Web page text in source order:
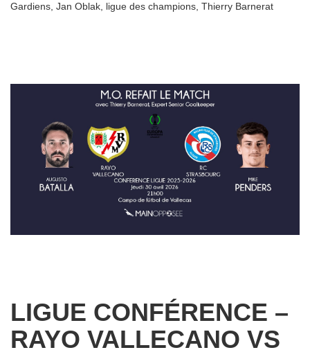
Gardiens Jan Oblak ligue des champions Thierry Barnerat
LIGUE CONFÉRENCE –
RAYO VALLECANO VS